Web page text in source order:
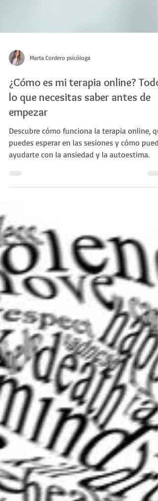
Marta Cordero psicóloga
¿Cómo es mi terapia online? Todo
lo que necesitas saber antes de
empezar
Descubre cómo funciona la terapia online,
puedes esperar en las sesiones y cómo puede